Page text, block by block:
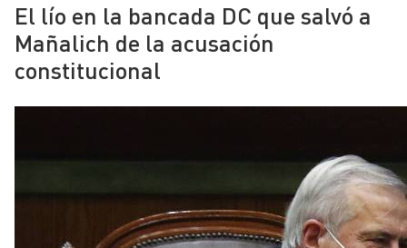
Podcasts Programas
Lo Último
Ciudad
Deportes
Opinión
Dato en Pauta Señal 2
El lío en la bancada DC que salvó a
Mañalich de la acusación
constitucional